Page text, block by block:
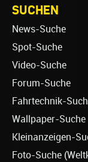
SUCHEN
News-Suche
Spot-Suche
Video-Suche
Forum-Suche
Fahrtechnik-
Wallpaper-Suche
Kleinanzeigen-
Foto-Suche